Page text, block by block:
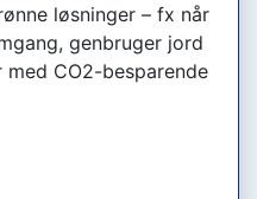
løsninger – fx når
genbruger jord
CO2-besparende